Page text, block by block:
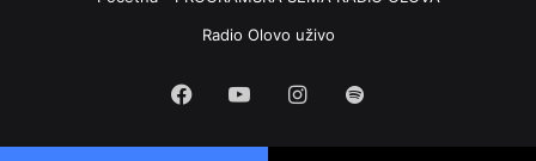
Radio Olovo uživo
Facebook
YouTubeInstagram
Spotify